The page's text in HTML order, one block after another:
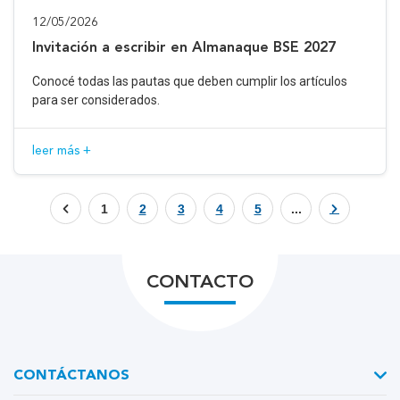
12/05/2026
Invitación a escribir en Almanaque BSE 2027
Conocé todas las pautas que deben cumplir los artículos
para ser considerados.
leer más +
1 2 3 4 5 ...
CONTACTO
CONTÁCTANOS